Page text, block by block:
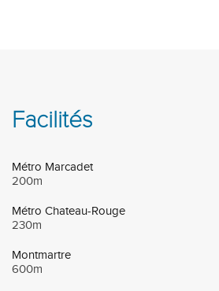
Facilités
Métro Marcadet
200m
Métro Chateau-Rouge
230m
Montmartre
600m